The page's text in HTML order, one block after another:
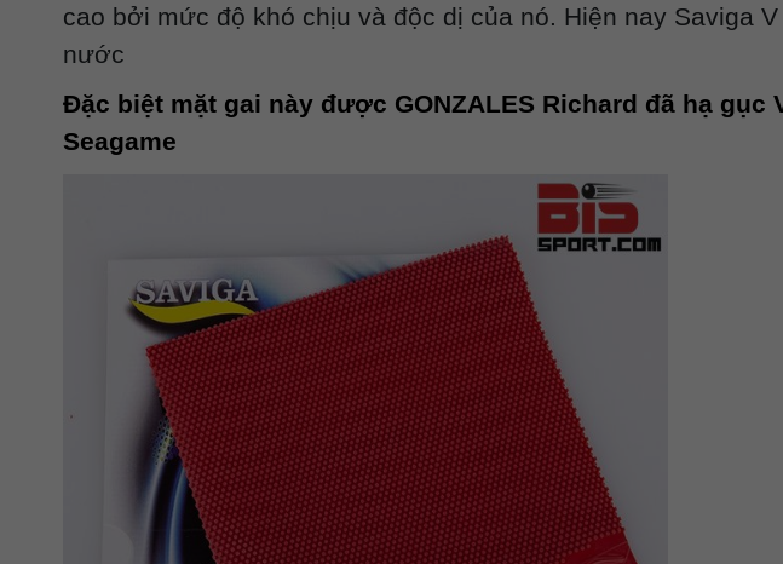
cao bởi mức độ khó chịu và độc dị của nó. Hiện nay Saviga
nước
Đặc biệt mặt gai này được GONZALES Richard đã hạ
Seagame